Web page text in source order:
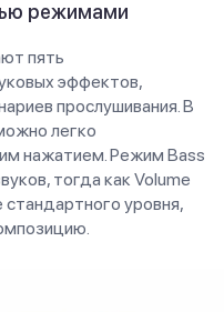
режимами
пять
эффектов,
прослушивания. В
легко
нажатием. Режим Bass
тогда как Volume
уровня,